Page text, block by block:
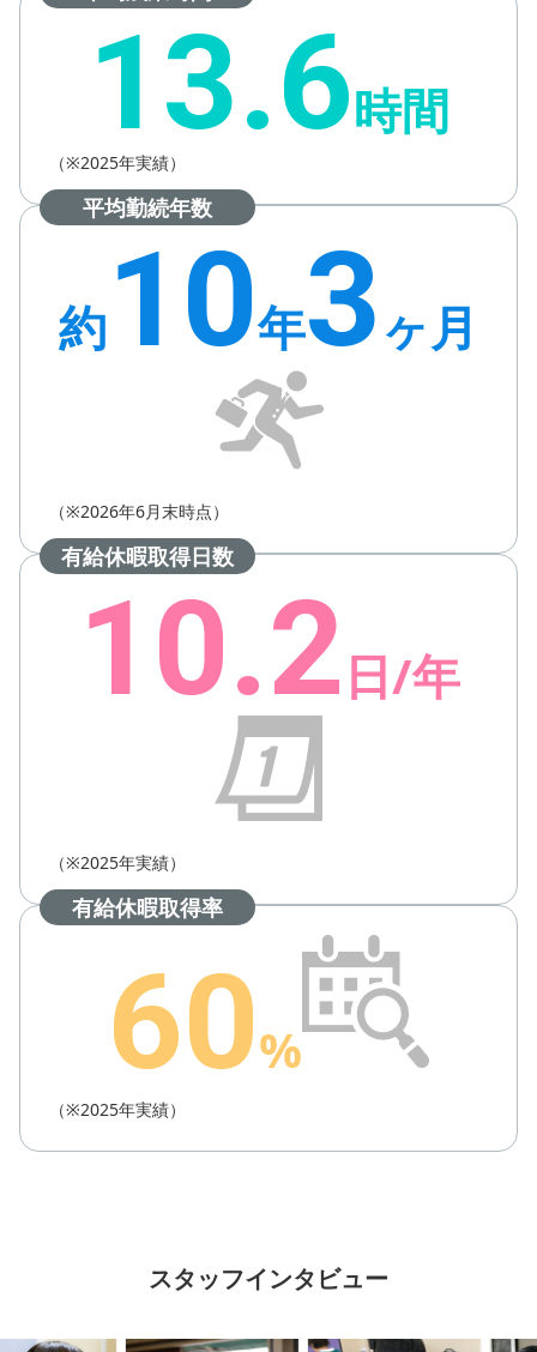
13.6時間
（※2025年実績）
平均勤続年数
約10年3ヶ月
（※2026年6月末時点）
有給休暇取得日数
10.2日/年
（※2025年実績）
有給休暇取得率
60%
（※2025年実績）
スタッフインタビュー